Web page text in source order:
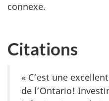
connexe.
Citations
« C’est une
de l’Ontario!